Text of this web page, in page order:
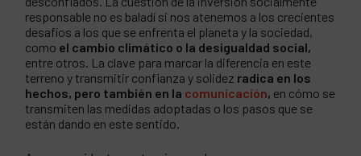
responsable no es baladí si nos atenemos a los crecientes
desafíos a los que se enfrenta el planeta y la sociedad,
como el cambio climático o la desigualdad social,
entre otros. La clave para marcar la diferencia en este
terreno y transmitir confianza y solidez radica en los
hechos, pero también en la comunicación, en cómo se
transmiten las medidas adoptadas o los pasos que se
están dando en este sentido.